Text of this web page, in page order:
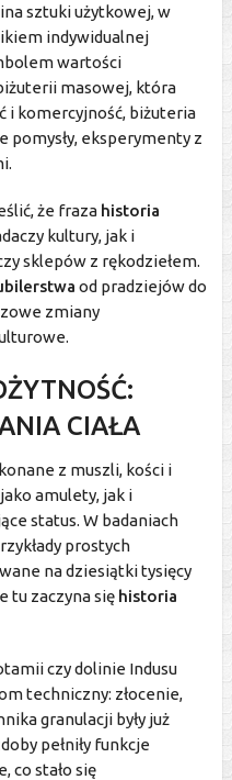
sztuki użytkowej, w
indywidualnej
wartości
masowej, która
i komercyjność, biżuteria
pomysły, eksperymenty z
że fraza historia
kultury, jak i
sklepów z rękodziełem.
od pradziejów do
zmiany
CIAŁA
z muszli, kości i
amulety, jak i
status. W badaniach
prostych
na dziesiątki tysięcy
tu zaczyna się historia
czy dolinie Indusu
techniczny: złocenie,
granulacji były już
pełniły funkcje
co stało się